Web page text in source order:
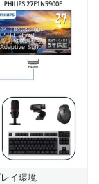
イ環境